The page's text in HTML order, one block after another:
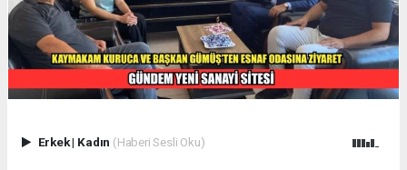
Erkek| Kadın (Haberi Sesli Oku)